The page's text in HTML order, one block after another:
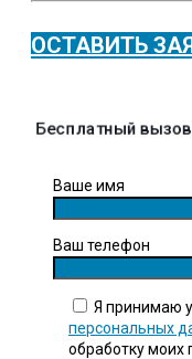
ОСТАВИТЬ
Бесплатный
Ваше имя
Ваш телефон
Я принимаю
персональных
обработку моих